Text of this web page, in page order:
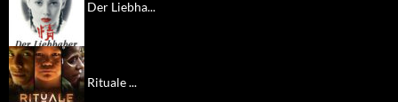
Der Liebha...
Rituale ...